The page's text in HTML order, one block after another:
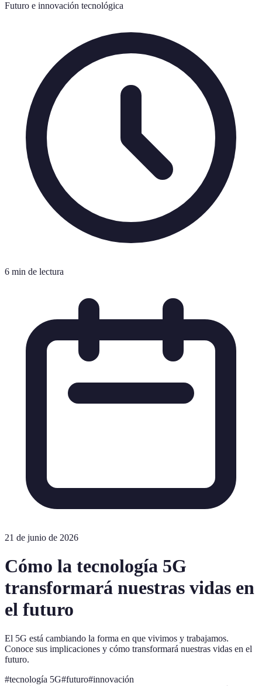
Futuro e innovación tecnológica
6 min de lectura
21 de junio de 2026
Cómo la tecnología 5G
transformará nuestras vidas en
el futuro
El 5G está cambiando la forma en que vivimos y trabajamos.
Conoce sus implicaciones y cómo transformará nuestras vidas en el
futuro.
#tecnología 5G#futuro#innovación